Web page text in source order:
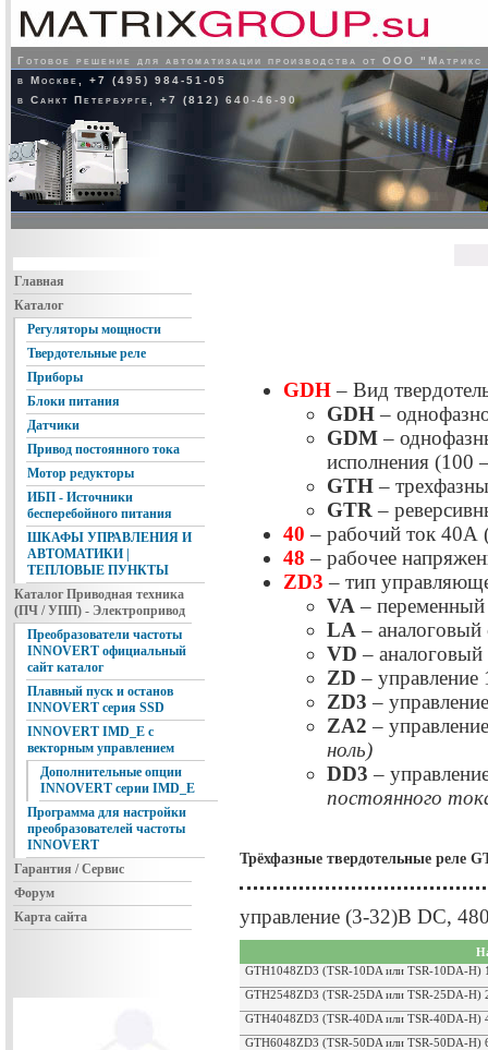
Готовое решение для автоматизации производства от ООО "Матрикс
в Москве, +7 (495) 984-51-05
в Санкт Петербурге, +7 (812) 640-46-90
Главная
Каталог
Регуляторы мощности
Твердотельные реле
Приборы
Блоки питания
Датчики
Привод постоянного тока
Мотор редукторы
ИБП - Источники
бесперебойного питания
ШКАФЫ УПРАВЛЕНИЯ И
АВТОМАТИКИ |
ТЕПЛОВЫЕ ПУНКТЫ
Каталог Приводная техника
(ПЧ / УПП) - Электропривод
Преобразователи частоты
INNOVERT официальный
сайт каталог
Плавный пуск и останов
INNOVERT серия SSD
INNOVERT IMD_E с
векторным управлением
Дополнительные опции
INNOVERT серии IMD_E
Программа для настройки
преобразователей частоты
INNOVERT
Гарантия / Сервис
Форум
Карта сайта
GDH– Вид
GDH–
GDM–
исполнения (100
GTH–
GTR –
40 – рабочий ток 40А
48 – рабочее
ZD3 – тип
VA –
LA –
VD –
ZD –
ZD3 –
ZA2 –
ноль)
DD3 –
постоянного
Трёхфазные твердотельные реле
управление (3-32)B DC,
GTH1048ZD3 (TSR-10DA или TSR-10DA-H)
GTH2548ZD3 (TSR-25DA или TSR-25DA-H)
GTH4048ZD3 (TSR-40DA или TSR-40DA-H)
GTH6048ZD3 (TSR-50DA или TSR-50DA-H)